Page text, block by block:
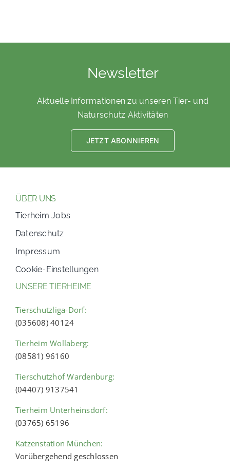
Newsletter
Aktuelle Informationen zu unseren Tier- und
Naturschutz Aktivitäten
JETZT ABONNIEREN
ÜBER UNS
Tierheim Jobs
Datenschutz
Impressum
Cookie-Einstellungen
UNSERE TIERHEIME
Tierschutzliga-Dorf:
(035608) 40124
Tierheim Wollaberg:
(08581) 96160
Tierschutzhof Wardenburg:
(04407) 9137541
Tierheim Unterheinsdorf:
(03765) 65196
Katzenstation München:
Vorübergehend geschlossen